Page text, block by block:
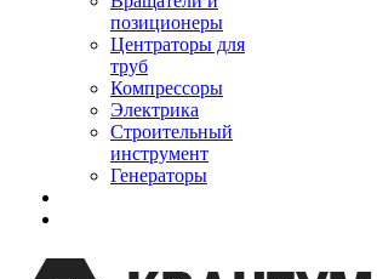
позиционеры
Центраторы для
труб
Компрессоры
Электрика
Строительный
инструмент
Генераторы